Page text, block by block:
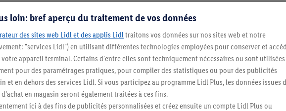
Restez au courant
Abonnez-vous à la newsletter
loin: bref aperçu du traitement de vos données
des sites web Lidl et des applis Lidl traitons vos données sur nos sites web et notre
"services Lidl") en utilisant différentes technologies employées pour conserver et
appareil terminal. Certains d'entre elles sont techniquement nécessaires ou sont utilisées
pour des paramétrages pratiques, pour compiler des statistiques ou pour des publicités
et en dehors des services Lidl. Si vous participez au programme Lidl Plus, les données issues
en magasin seront également traitées à ces fins.
ici à des fins de publicités personnalisées et créez ensuite un compte Lidl Plus ou